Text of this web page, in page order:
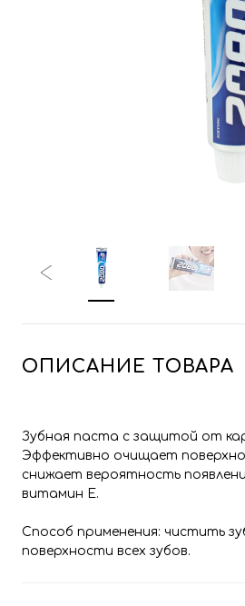
ОПИСАНИЕ ТОВАРА
Зубная паста с защитой от
Эффективно очищает
снижает вероятность
витамин Е.
Способ применения: чистить
поверхности всех зубов.